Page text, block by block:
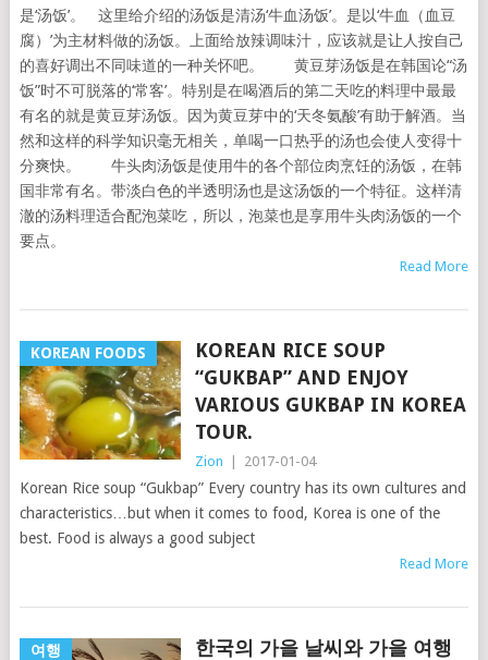
是‘汤饭’。 这里给介绍的汤饭是清汤‘牛血汤饭’。是以‘牛血（血豆
腐）’为主材料做的汤饭。上面给放辣调味汁，应该就是让人按自己
的喜好调出不同味道的一种关怀吧。 黄豆芽汤饭是在韩国论“汤
饭”时不可脱落的‘常客’。特别是在喝酒后的第二天吃的料理中最最
有名的就是黄豆芽汤饭。因为黄豆芽中的‘天冬氨酸’有助于解酒。当
然和这样的科学知识毫无相关，单喝一口热乎的汤也会使人变得十
分爽快。 牛头肉汤饭是使用牛的各个部位肉烹饪的汤饭，在韩
国非常有名。带淡白色的半透明汤也是这汤饭的一个特征。这样清
澈的汤料理适合配泡菜吃，所以，泡菜也是享用牛头肉汤饭的一个
要点。
Read More
KOREAN FOODS
KOREAN RICE SOUP
“GUKBAP” AND ENJOY
VARIOUS GUKBAP IN KOREA
TOUR.
Zion 2017-01-04
Korean Rice soup “Gukbap” Every country has its own cultures and
characteristics…but when it comes to food, Korea is one of the
best. Food is always a good subject
Read More
여행
한국의 가을 날씨와 가을 여행